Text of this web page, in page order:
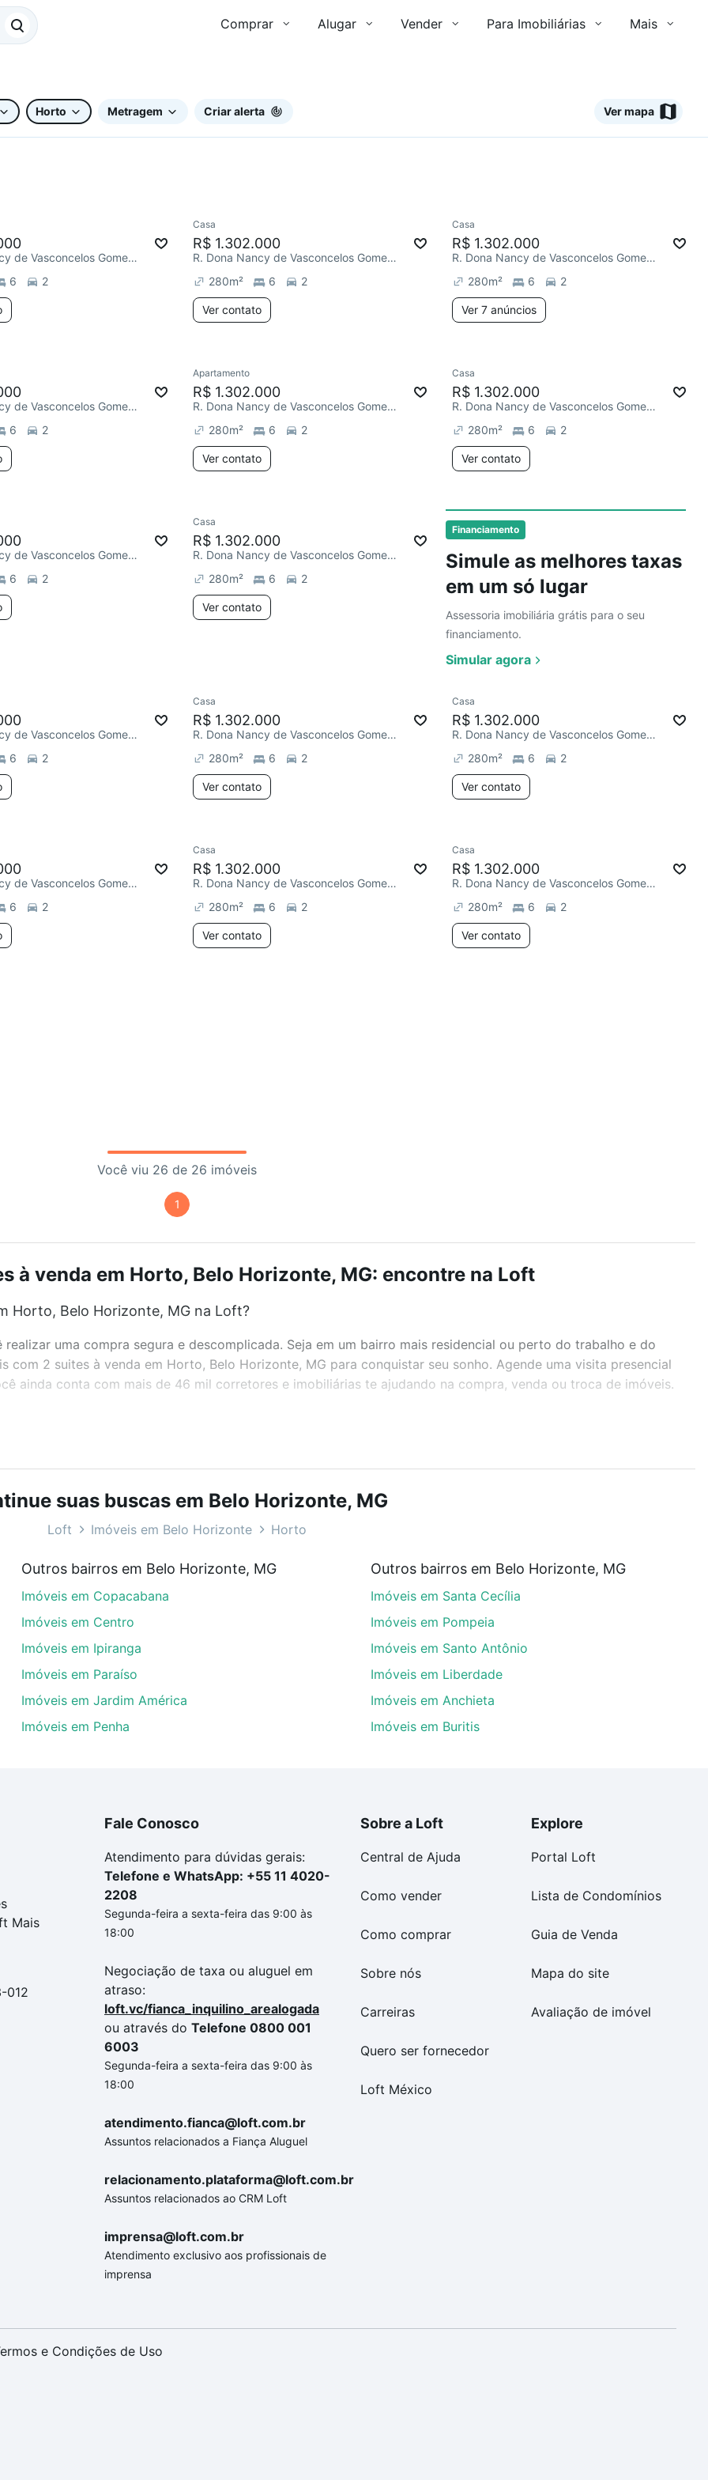
Comprar Alugar Vender Para Imobiliárias Mais
Horto Metragem Criar alerta Ver mapa
Financiamento
Simule as melhores taxas
em um só lugar
Assessoria imobiliária grátis para o seu
financiamento.
Simular agora
R. Dona Nancy de Vasconcelos Gomes, Horto
6 2
Casa
R$ 1.302.000
R. Dona Nancy de Vasconcelos Gomes, Horto
280m² 6 2
Ver contato
Casa
R$ 1.302.000
R. Dona Nancy de Vasconcelos Gomes, Horto
280m² 6 2
Ver 7 anúncios
R. Dona Nancy de Vasconcelos Gomes, Horto
6 2
Redecorar
Apartamento
R$ 1.302.000
R. Dona Nancy de Vasconcelos Gomes, Horto
280m² 6 2
Ver contato
Casa
R$ 1.302.000
R. Dona Nancy de Vasconcelos Gomes, Horto
280m² 6 2
Ver contato
Ver
R. Dona Nancy de Vasconcelos Gomes, Horto
6 2
Casa
R$ 1.302.000
R. Dona Nancy de Vasconcelos Gomes, Horto
280m² 6 2
Ver contato
R. Dona Nancy de Vasconcelos Gomes, Horto
6 2
Casa
R$ 1.302.000
R. Dona Nancy de Vasconcelos Gomes, Horto
280m² 6 2
Ver contato
Casa
R$ 1.302.000
R. Dona Nancy de Vasconcelos Gomes, Horto
280m² 6 2
Ver contato
R. Dona Nancy de Vasconcelos Gomes, Horto
6 2
Casa
R$ 1.302.000
R. Dona Nancy de Vasconcelos Gomes, Horto
280m² 6 2
Ver contato
Casa
R$ 1.302.000
R. Dona Nancy de Vasconcelos Gomes, Horto
280m² 6 2
Ver contato
Você viu 26 de 26 imóveis
1
à venda em Horto, Belo Horizonte, MG: encontre na Loft
Horto, Belo Horizonte, MG na Loft?
uma compra segura e descomplicada. Seja em um bairro mais residencial ou perto do trabalho e do
2 suites à venda em Horto, Belo Horizonte, MG para conquistar seu sonho. Agende uma visita presencial
ainda conta com mais de 46 mil corretores e imobiliárias te ajudando na compra, venda ou troca de imóveis.
o preço, metragem e comodidades, como piscina, academia, salão de festas ou área verde e encontrar
MG ideal para você na Loft.
Horto, Belo Horizonte, MG?
com 2 suites à venda em Horto, Belo Horizonte, MG que custam a partir de R$ 0 e com nossas opções de
ao seu orçamento. Se ainda tem alguma dúvida dos custos envolvidos no processo de compra, veja em nosso
com a gente para comprar o imóvel dos seus sonhos com segurança e conforto. Loft, com você até as chaves.
suas buscas em Belo Horizonte, MG
Loft Imóveis em Belo Horizonte Horto
Outros bairros em Belo Horizonte, MG
Imóveis em Copacabana
Imóveis em Centro
Imóveis em Ipiranga
Imóveis em Paraíso
Imóveis em Jardim América
Imóveis em Penha
Outros bairros em Belo Horizonte, MG
Imóveis em Santa Cecília
Imóveis em Pompeia
Imóveis em Santo Antônio
Imóveis em Liberdade
Imóveis em Anchieta
Imóveis em Buritis
Mais
012
Fale Conosco
Atendimento para dúvidas gerais:
Telefone e WhatsApp: +55 11 4020-
2208
Segunda-feira a sexta-feira das 9:00 às
18:00
Negociação de taxa ou aluguel em
atraso:
loft.vc/fianca_inquilino_arealogada
ou através do Telefone 0800 001
6003
Segunda-feira a sexta-feira das 9:00 às
18:00
atendimento.fianca@loft.com.br
Assuntos relacionados a Fiança Aluguel
relacionamento.plataforma@loft.com.br
Assuntos relacionados ao CRM Loft
imprensa@loft.com.br
Atendimento exclusivo aos profissionais de
imprensa
Sobre a Loft
Central de Ajuda
Como vender
Como comprar
Sobre nós
Carreiras
Quero ser fornecedor
Loft México
Explore
Portal Loft
Lista de Condomínios
Guia de Venda
Mapa do site
Avaliação de imóvel
e Condições de Uso